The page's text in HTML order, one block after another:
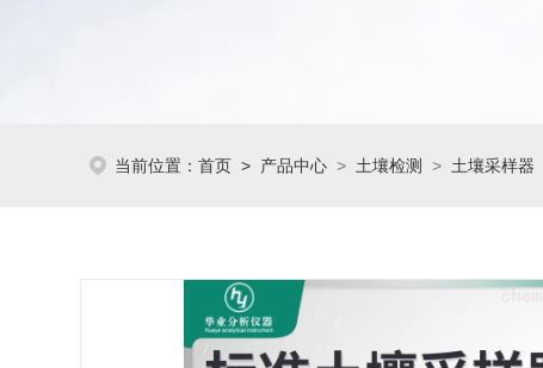
当前位置： 首页 > 产品中心 > 土壤检测 > 土壤采样器